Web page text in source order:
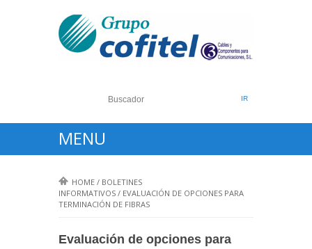
MENU
HOME / BOLETINES
INFORMATIVOS / EVALUACIÓN DE OPCIONES PARA
TERMINACIÓN DE FIBRAS
Evaluación de opciones para